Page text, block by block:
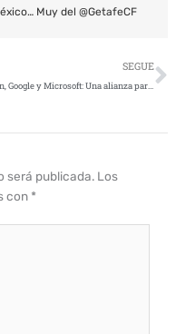
Muy del @GetafeCF
SEGUE
Amazon, Google y Microsoft: Una alianza para frenar los ciberataques
será publicada. Los
con *